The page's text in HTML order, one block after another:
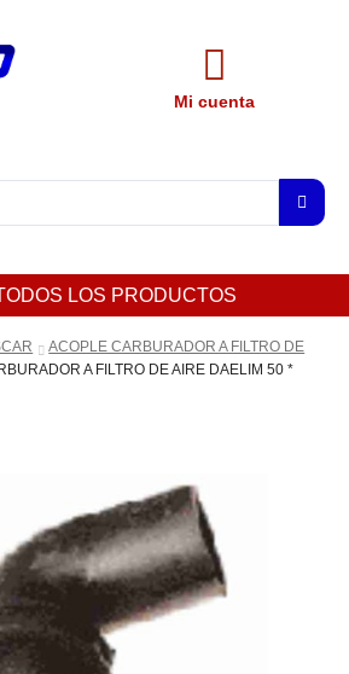
Mi cuenta
LOS PRODUCTOS
ACOPLE CARBURADOR A FILTRO DE
A FILTRO DE AIRE DAELIM 50 *